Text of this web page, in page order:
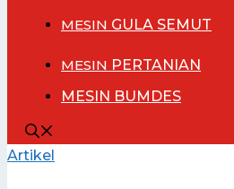
MESIN GULA SEMUT
MESIN PERTANIAN
MESIN BUMDES
Artikel